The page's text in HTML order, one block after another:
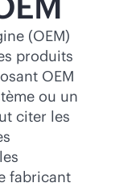
(OEM)
produits
OEM
ou un
citer les
fabricant